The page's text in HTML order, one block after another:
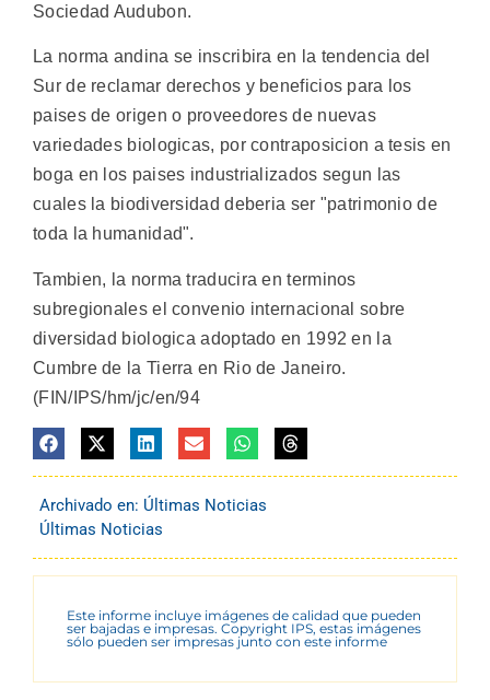
Sociedad Audubon.
La norma andina se inscribira en la tendencia del
Sur de reclamar derechos y beneficios para los
paises de origen o proveedores de nuevas
variedades biologicas, por contraposicion a tesis en
boga en los paises industrializados segun las
cuales la biodiversidad deberia ser "patrimonio de
toda la humanidad".
Tambien, la norma traducira en terminos
subregionales el convenio internacional sobre
diversidad biologica adoptado en 1992 en la
Cumbre de la Tierra en Rio de Janeiro.
(FIN/IPS/hm/jc/en/94
Archivado en: Últimas Noticias
Últimas Noticias
Este informe incluye imágenes de calidad que pueden
ser bajadas e impresas. Copyright IPS, estas imágenes
sólo pueden ser impresas junto con este informe